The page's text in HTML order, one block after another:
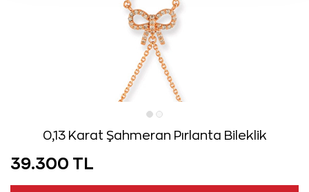
0,13 Karat Şahmeran Pırlanta Bileklik
39.300 TL